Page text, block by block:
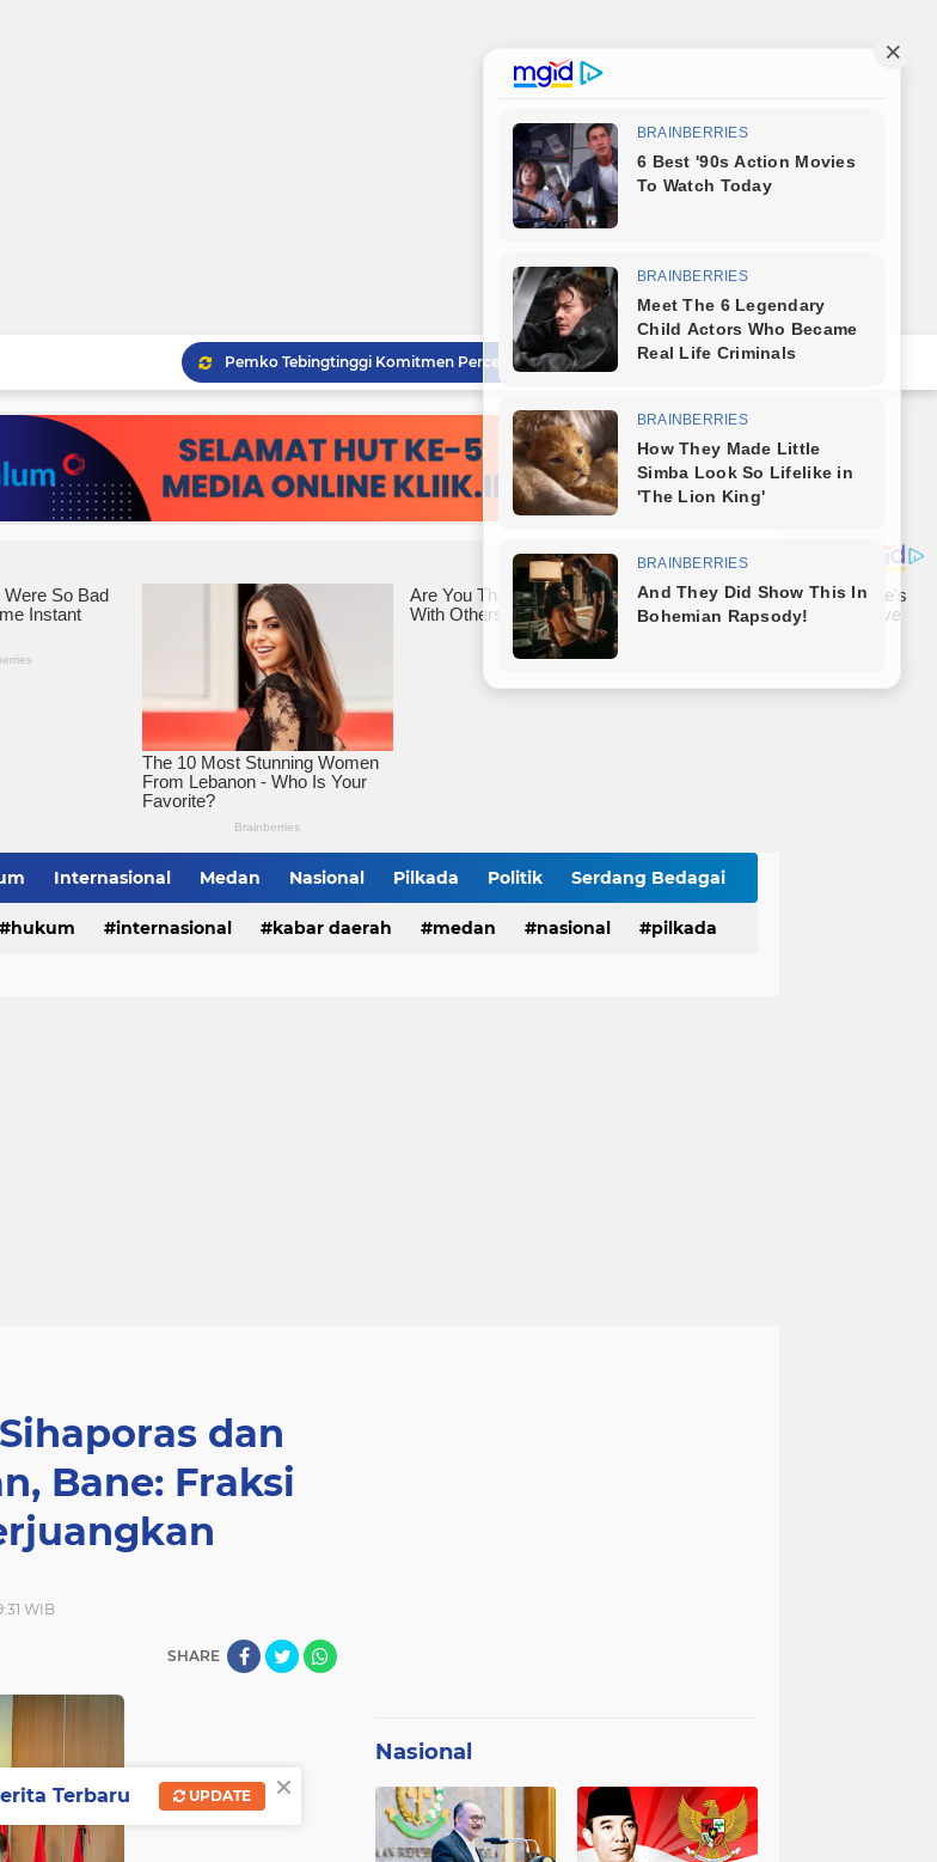
Bareng Kapolres dan Dandim, Wali Kota Tebingtinggi Jamu Taruna AKPOL di Rumah Dinas
Wali Kota Tebingtinggi Tinjau Rumah Tidak Layak Huni, Warga Sampaikan Apresiasi
Wali Kota Dampingi Dandim 0204/DS Tinjau Kunjungan Taruna AKPOL di Sekolah Rakyat Tebingtinggi
Wali Kota Tebingtinggi Sampaikan Ranperda Pertanggungjawaban APBD 2025
Sambut HUT RI ke-81, Wali Kota Tebingtinggi Bagikan Bendera Merah Putih Kepada Masyarakat
Lahirkan Generasi Bebas Stunting, Wali Kota Tebingtinggi Dorong Optimalisasi SP3 Catin
Wali Kota Tebingtinggi Hadiri Kampanye dan Germas, Ungkap Angka Stunting Turun
Pemko Tebingtinggi Komitmen Percepatan Turunkan Stunting
Internasional Medan Nasional Pilkada Politik Serdang Bedagai
hukum internasional kabar daerah medan nasional pilkada
dan
Bane: Fraksi
WIB
SHARE
Nasional
×
Terbaru UPDATE